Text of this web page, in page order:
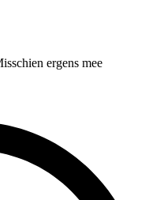
ergens mee